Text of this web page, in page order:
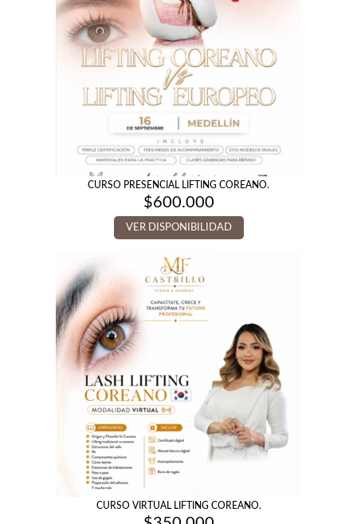
CURSO PRESENCIAL LIFTING COREANO.
$600.000
VER DISPONIBILIDAD
CURSO VIRTUAL LIFTING COREANO.